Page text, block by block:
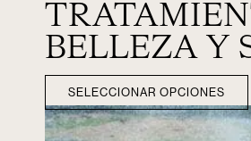
BELLEZA Y
SELECCIONAR OPCIONES